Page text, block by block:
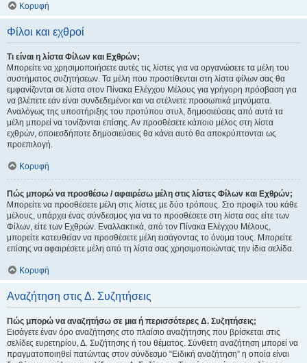
Κορυφή
Φίλοι και εχθροί
Τι είναι η λίστα Φίλων και Εχθρών;
Μπορείτε να χρησιμοποιήσετε αυτές τις λίστες για να οργανώσετε τα μέλη του
συστήματος συζητήσεων. Τα μέλη που προστίθενται στη λίστα φίλων σας θα
εμφανίζονται σε λίστα στον Πίνακα Ελέγχου Μέλους για γρήγορη πρόσβαση για
να βλέπετε εάν είναι συνδεδεμένοι και να στέλνετε προσωπικά μηνύματα.
Αναλόγως της υποστήριξης του προτύπου στυλ, δημοσιεύσεις από αυτά τα
μέλη μπορεί να τονίζονται επίσης. Αν προσθέσετε κάποιο μέλος στη λίστα
εχθρών, οποιεσδήποτε δημοσιεύσεις θα κάνει αυτό θα αποκρύπτονται ως
προεπιλογή.
Κορυφή
Πώς μπορώ να προσθέσω / αφαιρέσω μέλη στις λίστες Φίλων και Εχθρών;
Μπορείτε να προσθέσετε μέλη στις λίστες με δύο τρόπους. Στο προφίλ του κάθε
μέλους, υπάρχει ένας σύνδεσμος για να το προσθέσετε στη λίστα σας είτε των
Φίλων, είτε των Εχθρών. Εναλλακτικά, από τον Πίνακα Ελέγχου Μέλους,
μπορείτε κατευθείαν να προσθέσετε μέλη εισάγοντας το όνομα τους. Μπορείτε
επίσης να αφαιρέσετε μέλη από τη λίστα σας χρησιμοποιώντας την ίδια σελίδα.
Κορυφή
Αναζήτηση στις Δ. Συζητήσεις
Πώς μπορώ να αναζητήσω σε μια ή περισσότερες Δ. Συζητήσεις;
Εισάγετε έναν όρο αναζήτησης στο πλαίσιο αναζήτησης που βρίσκεται στις
σελίδες ευρετηρίου, Δ. Συζήτησης ή του θέματος. Σύνθετη αναζήτηση μπορεί να
πραγματοποιηθεί πατώντας στον σύνδεσμο “Ειδική αναζήτηση” η οποία είναι